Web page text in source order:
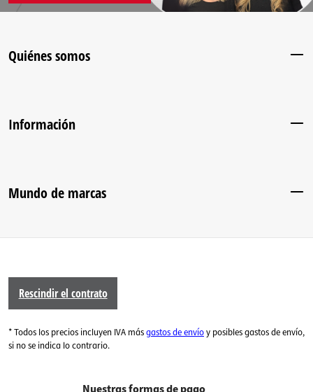
Quiénes somos
Información
Mundo de marcas
Rescindir el contrato
* Todos los precios incluyen IVA másgastos de envíoy posibles gastos de envío,
si no se indica lo contrario.